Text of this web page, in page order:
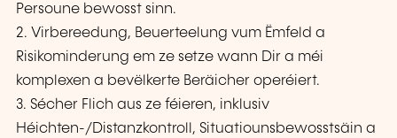
Persoune bewosst sinn.
2. Virbereedung, Beuerteelung vum Ëmfeld a
Risikominderung em ze setze wann Dir a méi
komplexen a bevëlkerte Beräicher operéiert.
3. Sécher Flich aus ze féieren, inklusiv
Héichten-/Distanzkontroll, Situatiounsbewosstsäin a